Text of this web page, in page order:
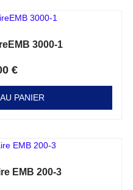
3000-1
€
PANIER
EMB 200-3